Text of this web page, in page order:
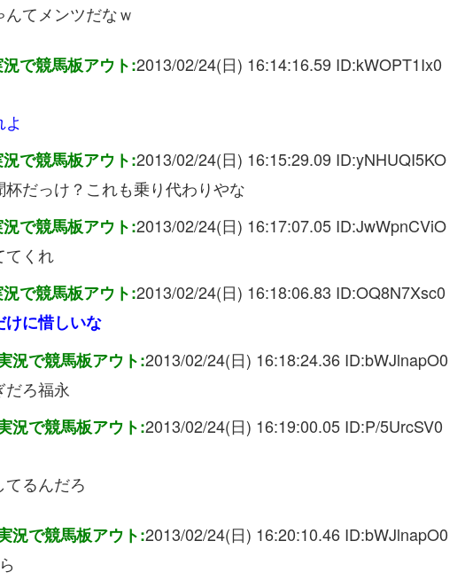
てメンツだなｗ
で競馬板アウト:2013/02/24(日) 16:14:16.59 ID:kWOPT1Ix0
で競馬板アウト:2013/02/24(日) 16:15:29.09 ID:yNHUQI5KO
だっけ？これも乗り代わりやな
で競馬板アウト:2013/02/24(日) 16:17:07.05 ID:JwWpnCViO
てくれ
で競馬板アウト:2013/02/24(日) 16:18:06.83 ID:OQ8N7Xsc0
けに惜しいな
況で競馬板アウト:2013/02/24(日) 16:18:24.36 ID:bWJlnapO0
ろ福永
況で競馬板アウト:2013/02/24(日) 16:19:00.05 ID:P/5UrcSV0
るんだろ
況で競馬板アウト:2013/02/24(日) 16:20:10.46 ID:bWJlnapO0